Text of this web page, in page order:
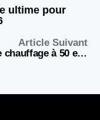
ultime pour
Article Suivant
Bois de chauffage à 50 euros le stère : bonne affaire ou arnaque ?